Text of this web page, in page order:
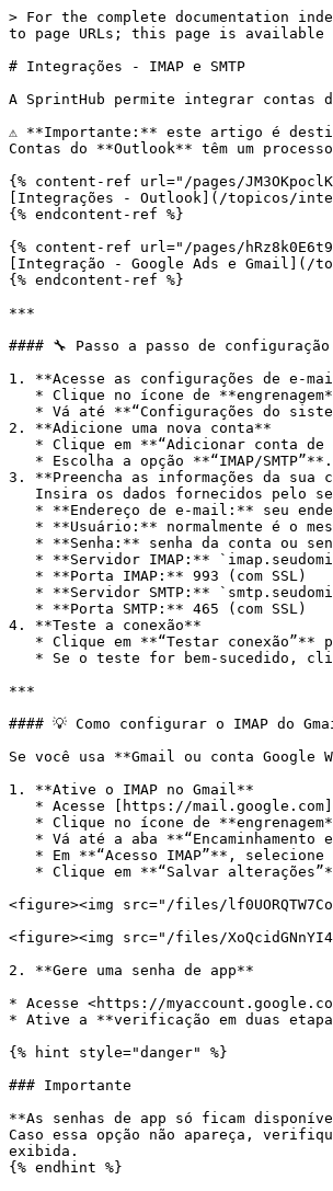
> For the complete documentation
to page URLs; this page is available
# Integrações - IMAP e SMTP
A SprintHub permite integrar contas
⚠️ **Importante:** este artigo é
Contas do **Outlook** têm um
{% content-ref url="/pages/
[Integrações - Outlook](/topicos/
{% endcontent-ref %}
{% content-ref url="/pages/
[Integração - Google Ads e Gmail](/
{% endcontent-ref %}
***
#### 🔧 Passo a passo de configuração
1. **Acesse as configurações de e-
2. **Adicione uma nova conta**
3. **Preencha as informações da sua
4. **Teste a conexão**
***
#### 💡 Como configurar o IMAP do
Se você usa **Gmail ou conta
1. **Ative o IMAP no Gmail**
<figure><img src="/files/
<figure><img src="/files/
2. **Gere uma senha de app**
* Acesse <https://
* Ative a **verificação em duas
{% hint style="danger" %}
### Importante
**As senhas de app só ficam
Caso essa opção não apareça,
exibida.
{% endhint %}